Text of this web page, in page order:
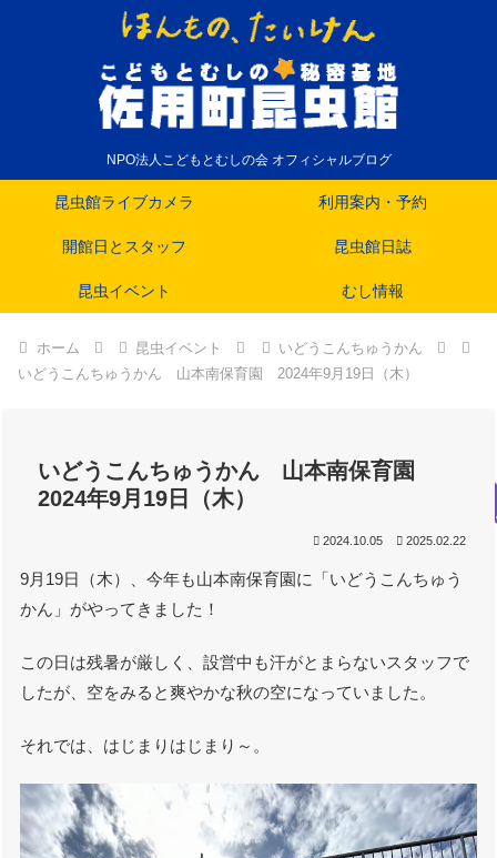
NPO法人こどもとむしの会 オフィシャルブログ
昆虫館ライブカメラ 利用案内・予約
開館日とスタッフ 昆虫館日誌
昆虫イベント むし情報
ホーム 昆虫イベント
いどうこんちゅうかん
いどうこんちゅうかん 山本南保育園 2024年9月19日（木）
いどうこんちゅうかん 山本南保育園
2024年9月19日（木）
2024.10.05 2025.02.22
9月19日（木）、今年も山本南保育園に「いどうこんちゅう
かん」がやってきました！
この日は残暑が厳しく、設営中も汗がとまらないスタッフで
したが、空をみると爽やかな秋の空になっていました。
それでは、はじまりはじまり～。